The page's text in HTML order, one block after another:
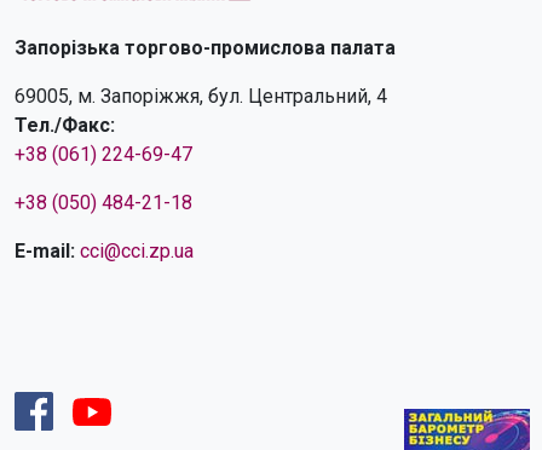
Запорізька торгово-промислова палата
69005, м. Запоріжжя, бул. Центральний, 4
Тел./Факс:
+38 (061) 224-69-47
+38 (050) 484-21-18
E-mail: cci@cci.zp.ua